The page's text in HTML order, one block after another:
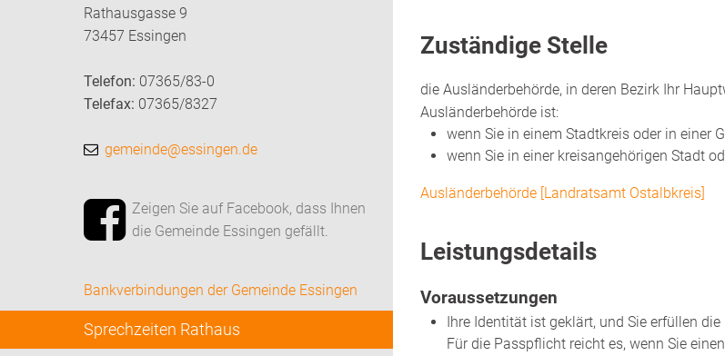
Rathausgasse 9
73457 Essingen
Telefon: 07365/83-0
Telefax: 07365/8327
gemeinde@essingen.de
Zeigen Sie auf Facebook, dass Ihnen
die Gemeinde Essingen gefällt.
Bankverbindungen der Gemeinde Essingen
Sprechzeiten Rathaus
Zuständige Stelle
die Ausländerbehörde, in deren Bezirk Ihr
Ausländerbehörde ist:
wenn Sie in einem Stadtkreis oder in einer
wenn Sie in einer kreisangehörigen Stadt
Ausländerbehörde [Landratsamt Ostalbkreis]
Leistungsdetails
Voraussetzungen
Ihre Identität ist geklärt, und Sie erfüllen
Für die Passpflicht reicht es, wenn Sie